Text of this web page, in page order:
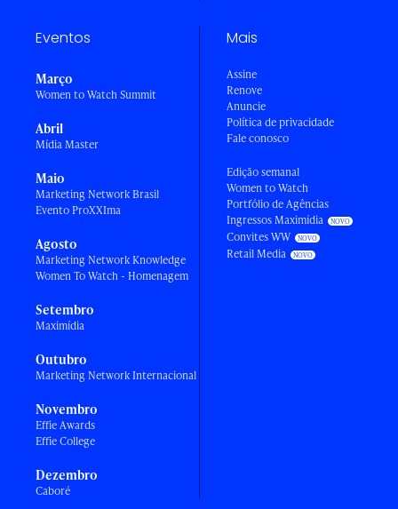
Eventos
Março
Women to Watch Summit
Abril
Mídia Master
Maio
Marketing Network Brasil
Evento ProXXIma
Agosto
Marketing Network Knowledge
Women To Watch - Homenagem
Setembro
Maximídia
Outubro
Marketing Network Internacional
Novembro
Effie Awards
Effie College
Dezembro
Caboré
Mais
Assine
Renove
Anuncie
Política de privacidade
Fale conosco
Edição semanal
Women to Watch
Portfólio de Agências
Ingressos Maximídia
Convites WW
Retail Media